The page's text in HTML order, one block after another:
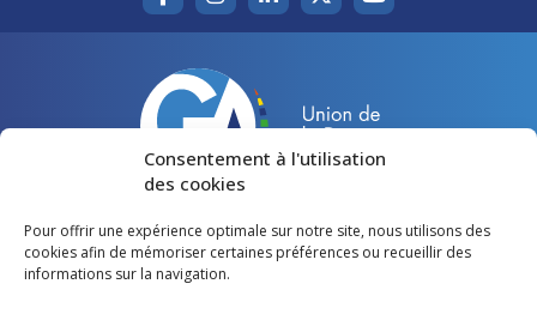
Consentement à l'utilisation
des cookies
Pour offrir une expérience optimale sur notre site, nous utilisons des
cookies afin de mémoriser certaines préférences ou recueillir des
informations sur la navigation.
Accueil
Votre canton
Agir pour la Gironde